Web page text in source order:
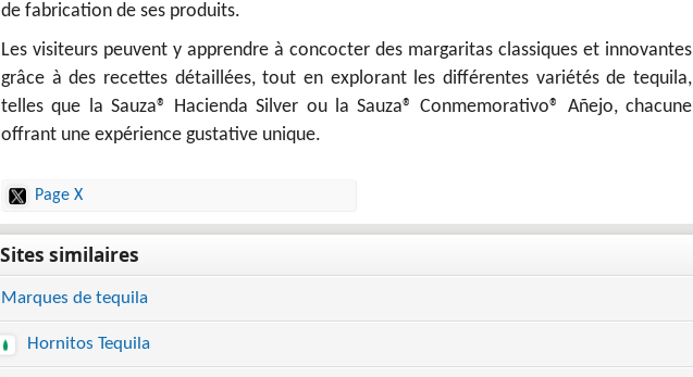
de fabrication de ses produits.
Les visiteurs peuvent y apprendre à concocter des margaritas classiques et innovantes
grâce à des recettes détaillées, tout en explorant les différentes variétés de tequila,
telles que la Sauza® Hacienda Silver ou la Sauza® Conmemorativo® Añejo, chacune
offrant une expérience gustative unique.
Page X
Marques de tequila
Hornitos Tequila